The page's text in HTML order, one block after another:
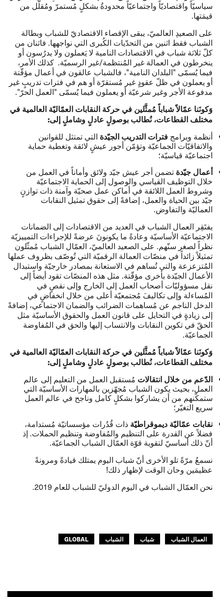
سياسيّاً واقتصاديّاً واجتماعيّاً محدودةُ بشكلٍ مُستمرّ ومُقلّل من
قيمَتها.
على الصعيدِ العالميّ، يبقى الإقصاء الاقتصاديّ للشباب وبطالة
الشباب فقط اثنين من التحدّيات الكُبرى التي نواجهها. فاثنان من
كلّ ثلاثة شباب في الاقتصادات النامية لا يَعملون ولا يدرُسون أو
ينخرطون في العمالة غير المُنتظمة/غير الرسميّة. كذلك الأمر،
فيما يُسمّى "البلدان النامية"، فالشباب عالقون في أعمال مؤقّتة
أو يعملون في ظلّ عقودٍ غير مُستقرّة أو هم في فترات تدريبٍ غير
مدفوعة الأجر وغير شرعيّة أو يعملون فيما يُسمّى "العمل الحرّ".
وَكونَنا عمّالاً شباباً مُمثَّلين في حركة النقابات العمّاليّة العالمية في
مختلف القطاعات، نُطالب بوصولٍ عادلٍ وشاملٍ إلى:
أنظمة وبرامج فترات التدريب الجيّدة التي تمتثل للقوانين
والاتفاقيّات الجماعيّة وتؤمّن أجور عيشٍ لائقة وتغطية حماية
اجتماعيّة قياسيّة؛
أعمال جيّدة تضمن أجر عيش جيّد ولائق وأماناً في العمل من
خلال التوظيف القياسي والوصول إلى الحماية الاجتماعيّة
وشروط العمل اللائقة في أماكن عمل صحيّة وآمنة ذات توازنٍ
جيّد بين الحياة والعمل، إضافةً إلى حقوق تمثيل النقابات
العماليّة والتفاوض.
يفتَقِر العمال الشباب في العديد من الاقتصادات إلى الضمانات
الاجتماعيّة الأساسيّة وعادةً ما يكونونَ عرضةً للإجراءات التمييزيّة
نظراً لصغر سنّهم. على الصعيد العالميّ، العمّال الشباب مُمثّلون
تمثيلاً زائداً في منصّات العمالة الرقميّة التي تُوصّف بظروف عملها
المُتزعزعة والتي تُساهم في الاستعانة بمصادر خارجيّة واستبدال
الأعمال الجيّدة بأخرى مؤقّتة. مثل هذه المنصّات تقود أيضاً إلى
نقل مسؤوليّات أصحاب العمل إلى الخارج وإلى نقصٍ في
المُساءلة وإلى تكاليفَ مُجتمعيّة أعلى من خلال انخفاضٍ في
الدخل الناجم عن مُساهمات الضرائب والضمان الاجتماعي، إضافةً
إلى زيادةٍ في التحايل على قانون العمل والحقوق الأساسيّة مثل
الحقّ في تكوين النقابات والانتساب إليها والحق في المُفاوضة
الجماعيّة.
وَكونَنا عمّالاً شباباً مُمثَّلين في حركة النقابات العمّاليّة العالمية في
مختلف القطاعات، نُطالب بوصولٍ عادلٍ وشاملٍ إلى:
الدّعم من خلال انتقالات مُستقبل العمل من التعليم إلى عالم
العمل، بحيث يكون الشباب مُجهّزين بالمهارات الأساسيّة التي
ستمكّنهم من أن يشاركوا بشكلٍ كامل وناجح في عالم العمل
سريع التغيّر؛
نقابات عمّاليّة ديموقراطيّة ذات قُدُرات مؤسساتيّة مُستدامة،
فضلاً عن القدرة على التنظيم والمُفاوضة وتنظيم الحملات. إذ
أنّ ذلك أساسيّ لتقوية قوّة العمّال الشباب الجماعيّة.
نسمعُ مرّةً تلو الأخرى أنّ شباب اليوم يمتلك قيادةً ومرونةً
عظيمَين وحان الوقت لإظهار ذلك!
نحن العمّال الشباب في اليوم الدوليّ للشباب للعام 2019.
العمال الشباب شباب الشباب GLOBAL